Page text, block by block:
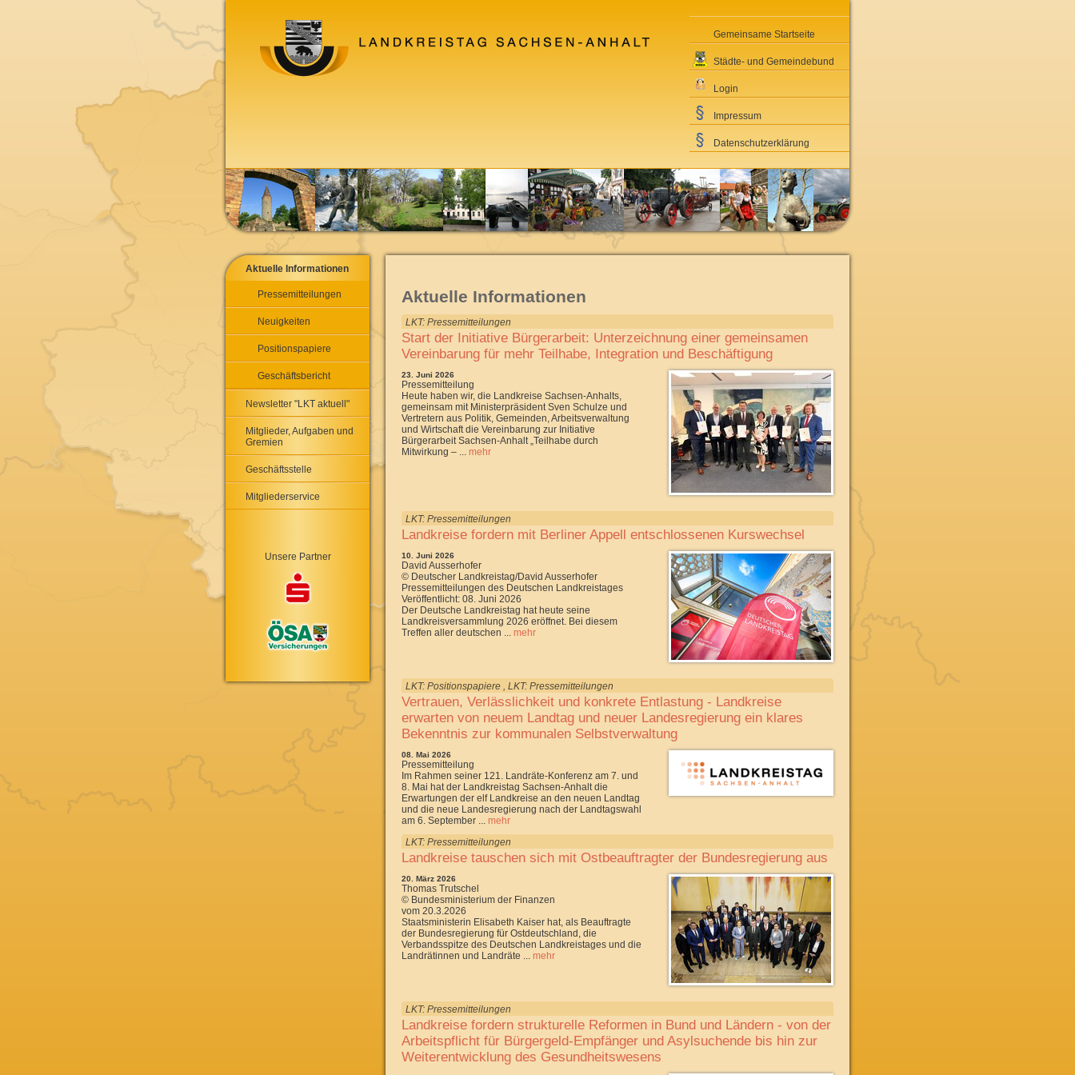
Gemeinsame Startseite
Städte- und Gemeindebund
Login
Impressum
Datenschutzerklärung
Aktuelle Informationen
Pressemitteilungen
Neuigkeiten
Positionspapiere
Geschäftsbericht
Newsletter "LKT aktuell"
Mitglieder, Aufgaben und
Gremien
Geschäftsstelle
Mitgliederservice
Unsere Partner
Aktuelle Informationen
LKT: Pressemitteilungen
Start der Initiative Bürgerarbeit: Unterzeichnung einer gemeinsamen
Vereinbarung für mehr Teilhabe, Integration und Beschäftigung
23. Juni 2026
Pressemitteilung
Heute haben wir, die Landkreise Sachsen-Anhalts,
gemeinsam mit Ministerpräsident Sven Schulze und
Vertretern aus Politik, Gemeinden, Arbeitsverwaltung
und Wirtschaft die Vereinbarung zur Initiative
Bürgerarbeit Sachsen-Anhalt „Teilhabe durch
Mitwirkung – ... mehr
LKT: Pressemitteilungen
Landkreise fordern mit Berliner Appell entschlossenen Kurswechsel
10. Juni 2026
David Ausserhofer
© Deutscher Landkreistag/David Ausserhofer
Pressemitteilungen des Deutschen Landkreistages
Veröffentlicht: 08. Juni 2026
Der Deutsche Landkreistag hat heute seine
Landkreisversammlung 2026 eröffnet. Bei diesem
Treffen aller deutschen ... mehr
LKT: Positionspapiere , LKT: Pressemitteilungen
Vertrauen, Verlässlichkeit und konkrete Entlastung - Landkreise
erwarten von neuem Landtag und neuer Landesregierung ein klares
Bekenntnis zur kommunalen Selbstverwaltung
08. Mai 2026
Pressemitteilung
Im Rahmen seiner 121. Landräte-Konferenz am 7. und
8. Mai hat der Landkreistag Sachsen-Anhalt die
Erwartungen der elf Landkreise an den neuen Landtag
und die neue Landesregierung nach der Landtagswahl
am 6. September ... mehr
LKT: Pressemitteilungen
Landkreise tauschen sich mit Ostbeauftragter der Bundesregierung aus
20. März 2026
Thomas Trutschel
© Bundesministerium der Finanzen
vom 20.3.2026
Staatsministerin Elisabeth Kaiser hat, als Beauftragte
der Bundesregierung für Ostdeutschland, die
Verbandsspitze des Deutschen Landkreistages und die
Landrätinnen und Landräte ... mehr
LKT: Pressemitteilungen
Landkreise fordern strukturelle Reformen in Bund und Ländern - von der
Arbeitspflicht für Bürgergeld-Empfänger und Asylsuchende bis hin zur
Weiterentwicklung des Gesundheitswesens